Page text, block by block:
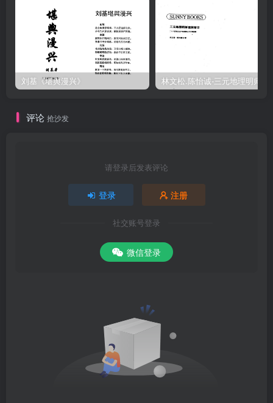
刘基《堪舆漫兴》
评论 抢沙发
请登录后发表评论
登录 注册
社交账号登录
微信登录